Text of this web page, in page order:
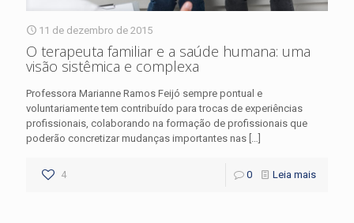
11 de dezembro de 2015
O terapeuta familiar e a saúde humana: uma
visão sistêmica e complexa
Professora Marianne Ramos Feijó sempre pontual e
voluntariamente tem contribuído para trocas de experiências
profissionais, colaborando na formação de profissionais que
poderão concretizar mudanças importantes nas […]
4 0 Leia mais